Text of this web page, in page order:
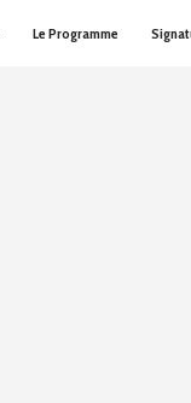
Le Programme